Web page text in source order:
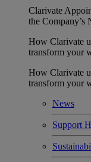
Clarivate
the Company’s
How Clarivate
transform your
How Clarivate
transform your
News
Support